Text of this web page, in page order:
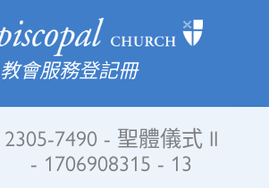
教會服務登記冊
2305-7490 - 聖體儀式 II
- 1706908315 - 13